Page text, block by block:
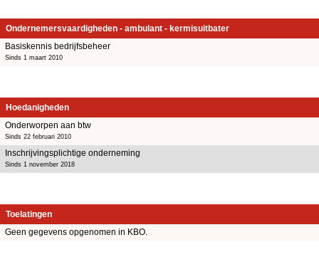
Ondernemersvaardigheden - ambulant - kermisuitbater
Basiskennis bedrijfsbeheer
Sinds 1 maart 2010
Hoedanigheden
Onderworpen aan btw
Sinds 22 februari 2010
Inschrijvingsplichtige onderneming
Sinds 1 november 2018
Toelatingen
Geen gegevens opgenomen in KBO.